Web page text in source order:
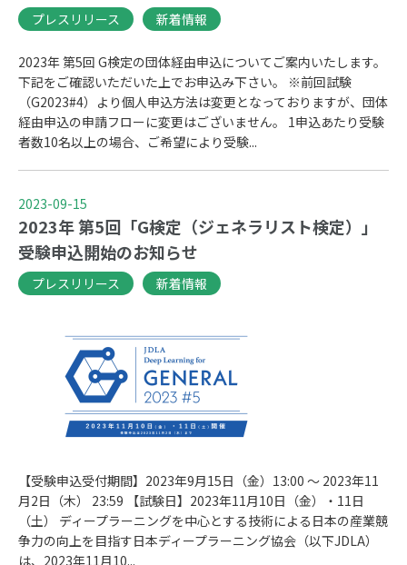
プレスリリース 新着情報
2023年 第5回 G検定の団体経由申込についてご案内いたします。
下記をご確認いただいた上でお申込み下さい。 ※前回試験
（G2023#4）より個人申込方法は変更となっておりますが、団体
経由申込の申請フローに変更はございません。 1申込あたり受験
者数10名以上の場合、ご希望により受験...
2023-09-15
2023年 第5回「G検定（ジェネラリスト検定）」
受験申込開始のお知らせ
プレスリリース 新着情報
【受験申込受付期間】2023年9月15日（金）13:00 ～ 2023年11
月2日（木） 23:59 【試験日】2023年11月10日（金）・11日
（土） ディープラーニングを中心とする技術による日本の産業競
争力の向上を目指す日本ディープラーニング協会（以下JDLA）
は、2023年11月10...